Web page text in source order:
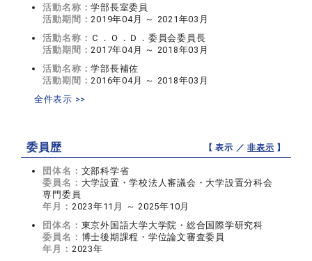
活動名称：学部長室委員
活動期間： 2019年04月 ～ 2021年03月
活動名称： Ｃ．Ｏ．Ｄ．委員会委員長
活動期間： 2017年04月 ～ 2018年03月
活動名称：学部長補佐
活動期間： 2016年04月 ～ 2018年03月
全件表示 >>
委員歴 【 表示 ／非表示 】
団体名： 文部科学省
委員名： 大学設置・学校法人審議会・大学設置分科会
専門委員
年月： 2023年11月 ～ 2025年10月
団体名： 東京外国語大学大学院・総合国際学研究科
委員名： 博士後期課程・学位論文審査委員
年月： 2023年